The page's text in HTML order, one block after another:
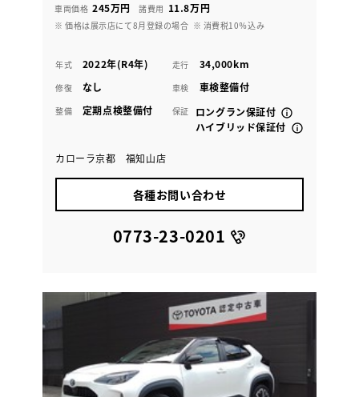
車両価格 245万円 諸費用 11.8万円
※ 価格は展示店にて8月登録の場合 ※ 消費税10％込み
年式 2022年(R4年) 走行 34,000km
修復 なし 車検 車検整備付
整備 定期点検整備付 保証
ロングラン保証付
ハイブリッド保証付
カローラ京都 福知山店
各種お問い合わせ
0773-23-0201